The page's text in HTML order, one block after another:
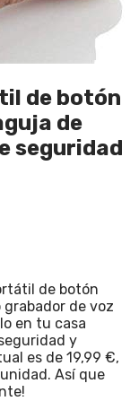
de botón
de
seguridad
de botón
de voz
en tu casa
y
es de 19,99 €,
Así que